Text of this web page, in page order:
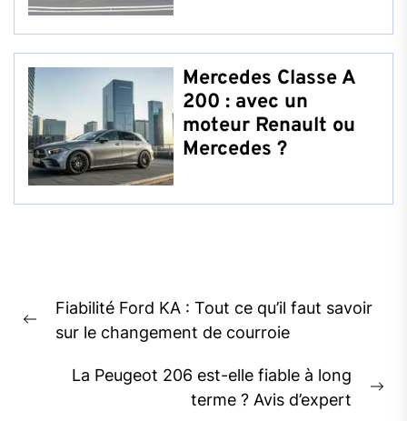
Mercedes Classe A
200 : avec un
moteur Renault ou
Mercedes ?
de
l’article
Previous
Fiabilité Ford KA : Tout ce qu’il faut savoir
sur le changement de courroie
La Peugeot 206 est-elle fiable à long
terme ? Avis d’expert